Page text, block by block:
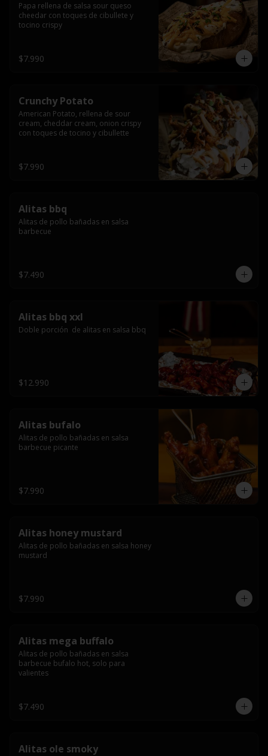
Papa rellena de salsa sour queso
cheedar con toques de cibullete y
tocino crispy
$7.990
Crunchy Potato
American Potato, rellena de sour
cream, cheddar cream, onion crispy
con toques de tocino y cibullette
$7.990
Alitas bbq
Alitas de pollo bañadas en salsa
barbecue
$7.490
Alitas bbq xxl
Doble porción  de alitas en salsa bbq
$12.990
Alitas bufalo
Alitas de pollo bañadas en salsa
barbecue picante
$7.990
Alitas honey mustard
Alitas de pollo bañadas en salsa honey
mustard
$7.990
Alitas mega buffalo
Alitas de pollo bañadas en salsa
barbecue bufalo hot, solo para
valientes
$7.490
Alitas ole smoky